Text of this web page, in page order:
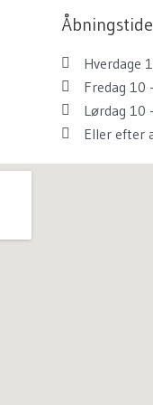
Hverdage
Fredag 10
Lørdag 10
Eller efter